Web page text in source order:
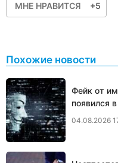
МНЕ НРАВИТСЯ +5
Похожие новости
Фейк от
появился
04.08.2026